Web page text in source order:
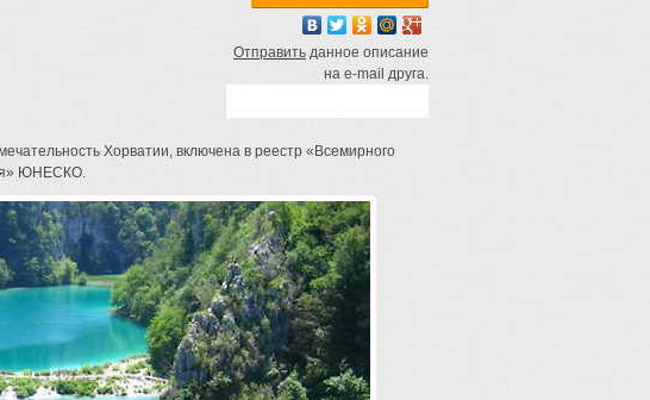
Отправить данное описание
на e-mail друга.
Хорватии, включена в реестр «Всемирного
ЮНЕСКО.